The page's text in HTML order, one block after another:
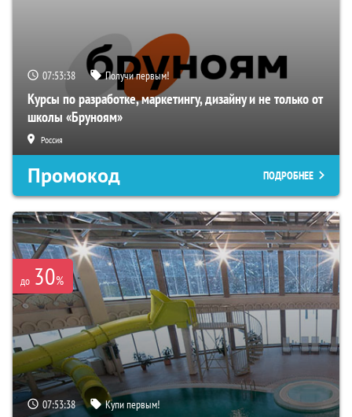
07:53:38 Получи первым!
Курсы по разработке, маркетингу, дизайну и не только от
школы «Бруноям»
Россия
Промокод ПОДРОБНЕЕ
до 30%
07:53:38 Купи первым!